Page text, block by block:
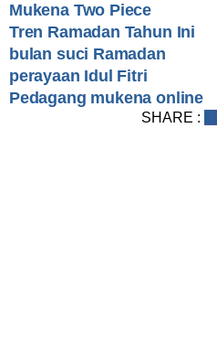
Mukena Two Piece
Tren Ramadan Tahun Ini
bulan suci Ramadan
perayaan Idul Fitri
Pedagang mukena online
SHARE :